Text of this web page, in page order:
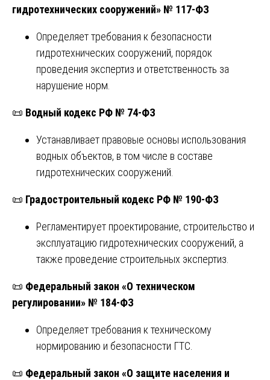
гидротехнических сооружений» № 117-ФЗ
Определяет требования к безопасности
гидротехнических сооружений, порядок
проведения экспертиз и ответственность за
нарушение норм.
📜 Водный кодекс РФ № 74-ФЗ
Устанавливает правовые основы использования
водных объектов, в том числе в составе
гидротехнических сооружений.
📜 Градостроительный кодекс РФ № 190-ФЗ
Регламентирует проектирование, строительство и
эксплуатацию гидротехнических сооружений, а
также проведение строительных экспертиз.
📜 Федеральный закон «О техническом
регулировании» № 184-ФЗ
Определяет требования к техническому
нормированию и безопасности ГТС.
📜 Федеральный закон «О защите населения и